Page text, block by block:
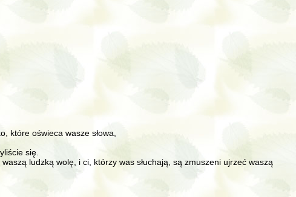
które oświeca wasze słowa,
się.
ludzką wolę, i ci, którzy was słuchają, są zmuszeni ujrzeć waszą